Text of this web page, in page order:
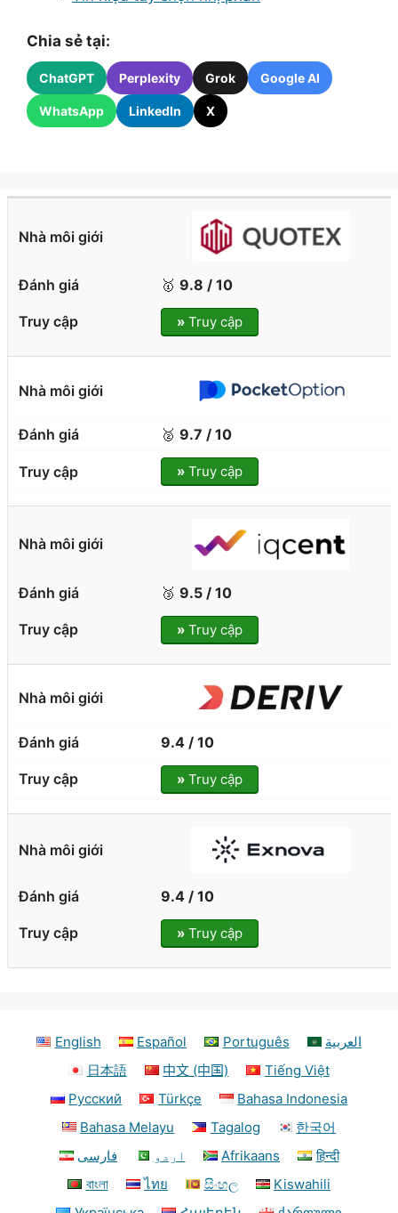
Chia sẻ tại:
ChatGPT Perplexity Grok Google AI
WhatsApp LinkedIn X
🥇 9.8 / 10
»Truy cập
🥈 9.7 / 10
»Truy cập
🥉 9.5 / 10
»Truy cập
9.4 / 10
»Truy cập
9.4 / 10
»Truy cập
English Español Português
العربية
日本語
中文 (中国)
Tiếng Việt
Русский
Türkçe
Bahasa Indonesia
Bahasa Melayu
Tagalog
한국어
فارسی
اردو Afrikaans
हिन्दी
বাংলা
ไทย සිංහල
Kiswahili